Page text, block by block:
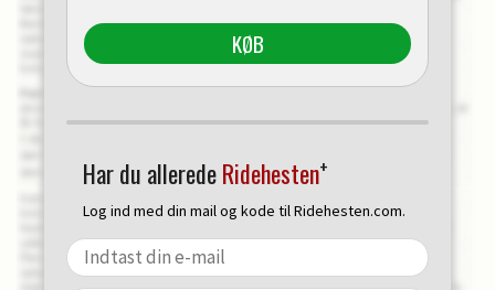
KØB
Har du alleredeRidehesten+
Log ind med din mail og kode til Ridehesten.com.